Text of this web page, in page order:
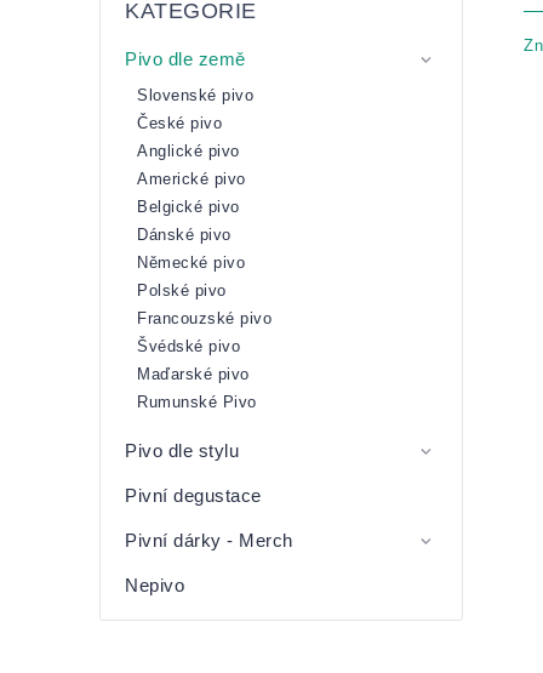
KATEGORIE
Pivo dle země
Slovenské pivo
České pivo
Anglické pivo
Americké pivo
Belgické pivo
Dánské pivo
Německé pivo
Polské pivo
Francouzské pivo
Švédské pivo
Maďarské pivo
Rumunské Pivo
Pivo dle stylu
Pivní degustace
Pivní dárky - Merch
Nepivo